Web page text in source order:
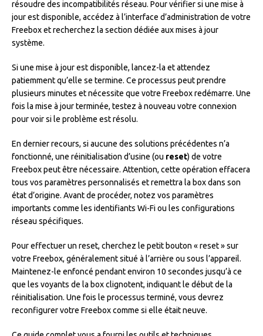
résoudre des incompatibilités réseau. Pour vérifier si une mise à
jour est disponible, accédez à l’interface d’administration de votre
Freebox et recherchez la section dédiée aux mises à jour
système.
Si une mise à jour est disponible, lancez-la et attendez
patiemment qu’elle se termine. Ce processus peut prendre
plusieurs minutes et nécessite que votre Freebox redémarre. Une
fois la mise à jour terminée, testez à nouveau votre connexion
pour voir si le problème est résolu.
En dernier recours, si aucune des solutions précédentes n’a
fonctionné, une réinitialisation d’usine (ou reset) de votre
Freebox peut être nécessaire. Attention, cette opération effacera
tous vos paramètres personnalisés et remettra la box dans son
état d’origine. Avant de procéder, notez vos paramètres
importants comme les identifiants Wi-Fi ou les configurations
réseau spécifiques.
Pour effectuer un reset, cherchez le petit bouton « reset » sur
votre Freebox, généralement situé à l’arrière ou sous l’appareil.
Maintenez-le enfoncé pendant environ 10 secondes jusqu’à ce
que les voyants de la box clignotent, indiquant le début de la
réinitialisation. Une fois le processus terminé, vous devrez
reconfigurer votre Freebox comme si elle était neuve.